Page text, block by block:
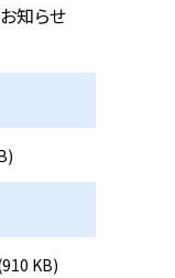
知らせ
KB)